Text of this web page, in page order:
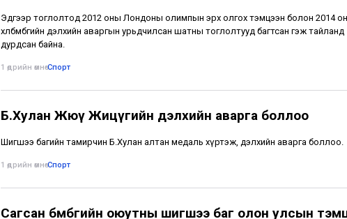
Эдгээр тоглолтод 2012 оны Лондоны олимпын эрх олгох тэмцээн болон 2014
хөлбөмбөгийн дэлхийн аваргын урьдчилсан шатны тоглолтууд багтсан гэж тайланд
дурдсан байна.
1 өдрийн өмнө•Спорт
Б.Хулан Жюү Жицүгийн дэлхийн аварга боллоо
Шигшээ багийн тамирчин Б.Хулан алтан медаль хүртэж, дэлхийн аварга боллоо.
1 өдрийн өмнө•Спорт
Сагсан бөмбөгийн оюутны шигшээ баг олон улсын